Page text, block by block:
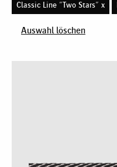
Classic Line "Two Stars" x
Auswahl löschen